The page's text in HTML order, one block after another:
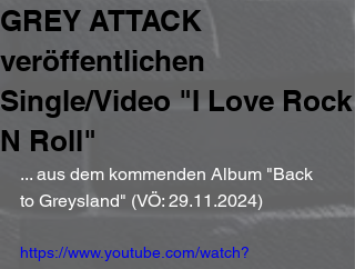
GREY ATTACK
veröffentlichen
Single/Video "I Love Rock
N Roll"
... aus dem kommenden Album "Back
to Greysland" (VÖ: 29.11.2024)
https://www.youtube.com/watch?